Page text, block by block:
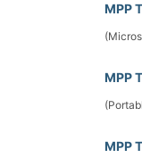
MPP
MPP
MPP